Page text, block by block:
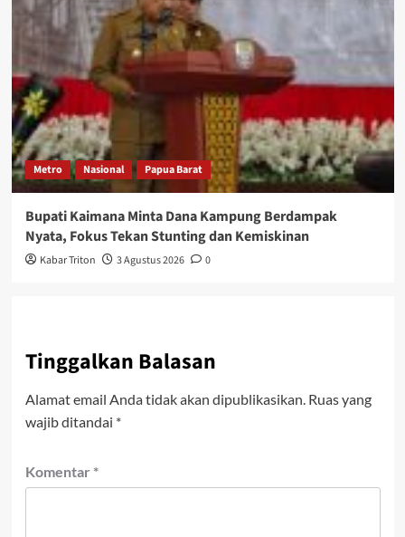
Metro Nasional Papua Barat
Bupati Kaimana Minta Dana Kampung Berdampak
Nyata, Fokus Tekan Stunting dan Kemiskinan
Kabar Triton 3 Agustus 2026 0
Tinggalkan Balasan
Alamat email Anda tidak akan dipublikasikan. Ruas yang
wajib ditandai *
Komentar *